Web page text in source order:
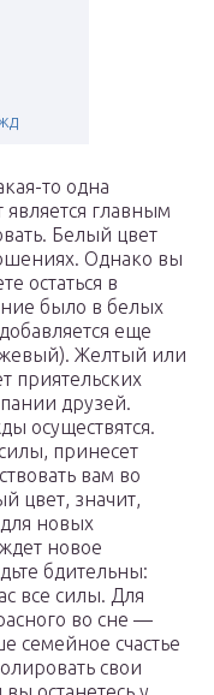
то одна
является главным
Белый цвет
Однако вы
остаться в
было в белых
еще
Желтый или
приятельских
друзей.
осуществятся.
принесет
вам во
цвет, значит,
новых
новое
бдительны:
все силы. Для
во сне —
семейное счастье
свои